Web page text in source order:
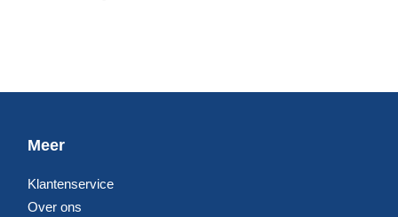
Meer
Klantenservice
Over ons